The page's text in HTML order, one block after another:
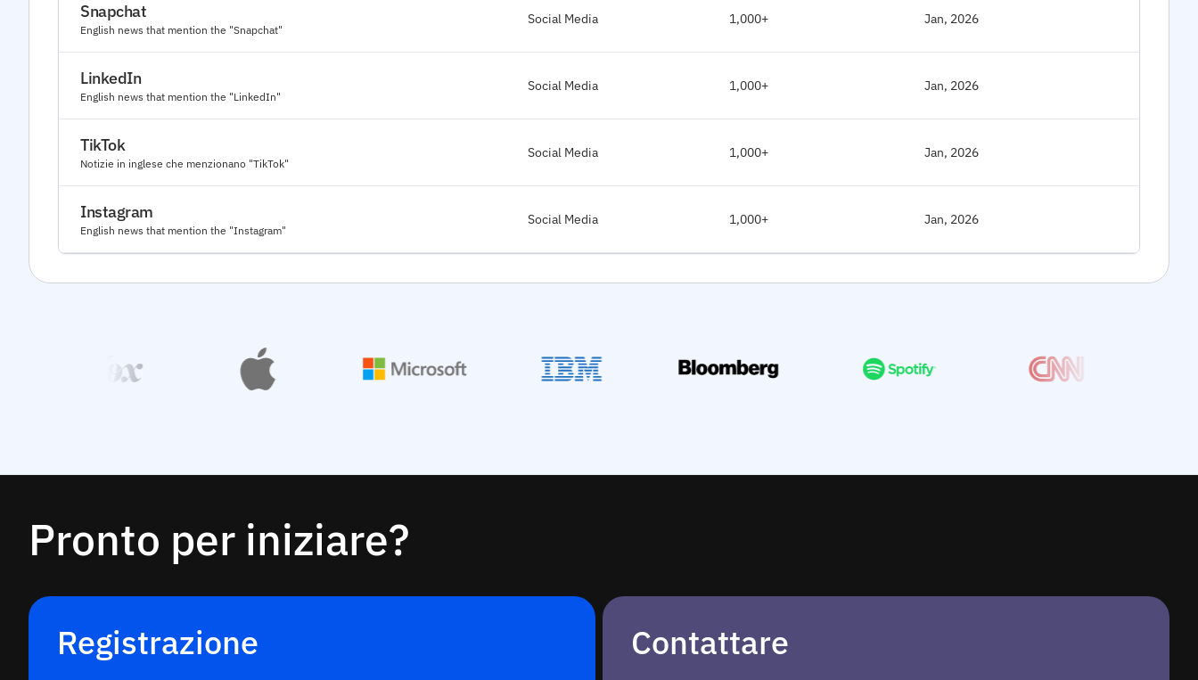
Snapchat
English news that mention the "Snapchat"
Social Media 1,000+ Jan, 2026
LinkedIn
English news that mention the "LinkedIn"
Social Media 1,000+ Jan, 2026
TikTok
Notizie in inglese che menzionano "TikTok"
Social Media 1,000+ Jan, 2026
Instagram
English news that mention the "Instagram"
Social Media 1,000+ Jan, 2026
Pronto per iniziare?
Registrazione Contattare